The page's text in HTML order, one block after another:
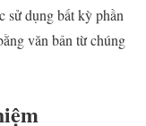
sử dụng bất kỳ phần
văn bản từ chúng